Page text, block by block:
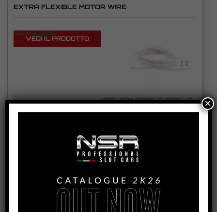
EXTRA FLEXIBLE MOTOR WIRE
VEDI TUTORIAL
VEDI IL PRODOTTO
4823/4824/4825EVO/4826EVO
VEDI IL PRODOTTO
×